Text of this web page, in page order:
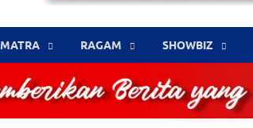
MATRA ‎RAGAM ‎SHOWBIZ